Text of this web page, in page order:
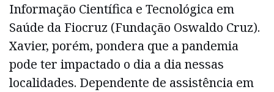
Informação Científica e Tecnológica em
Saúde da Fiocruz (Fundação Oswaldo Cruz).
Xavier, porém, pondera que a pandemia
pode ter impactado o dia a dia nessas
localidades. Dependente de assistência em